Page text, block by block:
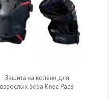
Защита на колени для
взрослых Seba Knee Pads